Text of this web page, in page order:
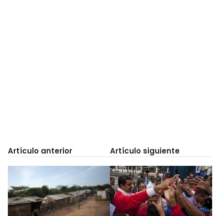
Artículo anterior Artículo siguiente